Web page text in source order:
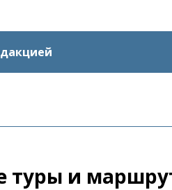
туры и